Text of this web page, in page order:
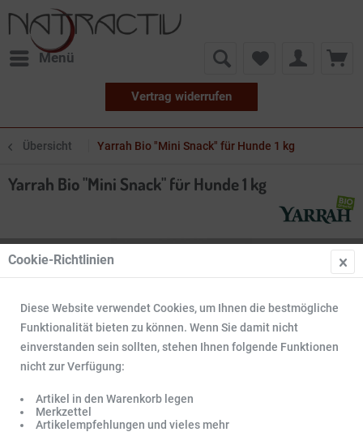
Menü
Vertrag widerrufen
Übersicht Yarrah Bio "Mini Snack" für Hunde 1 kg
Yarrah Bio "Mini Snack" für Hunde 1 kg
Cookie-Richtlinien
Diese Website verwendet Cookies, um Ihnen die bestmögliche
Funktionalität bieten zu können. Wenn Sie damit nicht
einverstanden sein sollten, stehen Ihnen folgende Funktionen
nicht zur Verfügung:
Artikel in den Warenkorb legen
Merkzettel
Artikelempfehlungen und vieles mehr